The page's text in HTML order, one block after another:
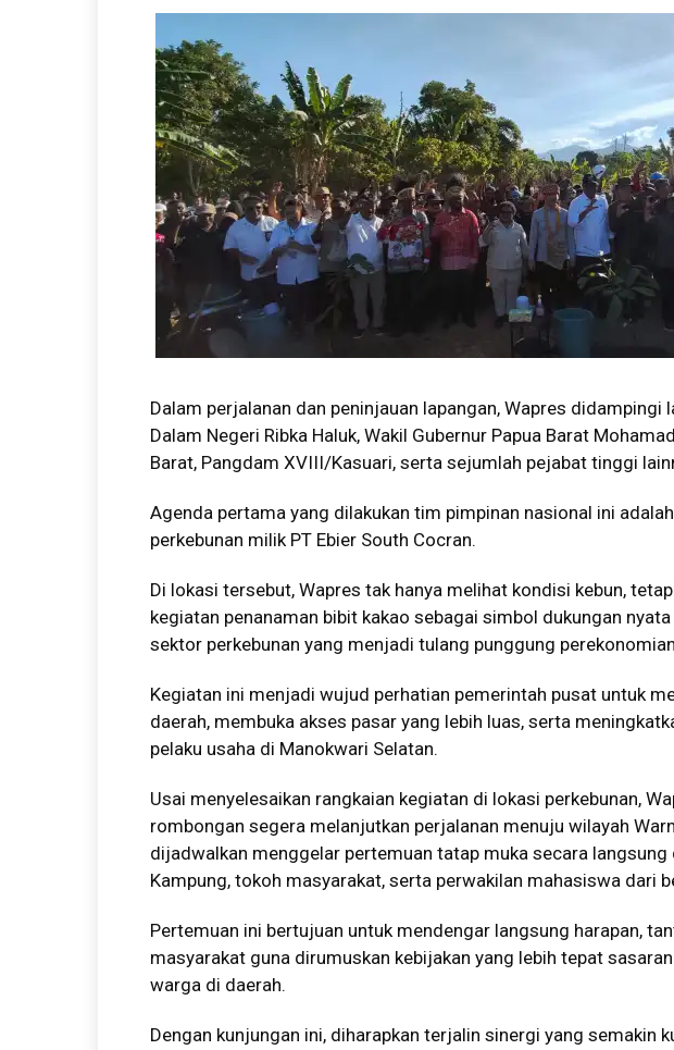
Dalam perjalanan dan peninjauan lapangan, Wapres didampingi
Dalam Negeri Ribka Haluk, Wakil Gubernur Papua Barat
Barat, Pangdam XVIII/Kasuari, serta sejumlah pejabat tinggi
Agenda pertama yang dilakukan tim pimpinan nasional ini
perkebunan milik PT Ebier South Cocran.
Di lokasi tersebut, Wapres tak hanya melihat kondisi kebun,
kegiatan penanaman bibit kakao sebagai simbol dukungan
sektor perkebunan yang menjadi tulang punggung
Kegiatan ini menjadi wujud perhatian pemerintah pusat untuk
daerah, membuka akses pasar yang lebih luas, serta
pelaku usaha di Manokwari Selatan.
Usai menyelesaikan rangkaian kegiatan di lokasi perkebunan,
rombongan segera melanjutkan perjalanan menuju wilayah
dijadwalkan menggelar pertemuan tatap muka secara langsung
Kampung, tokoh masyarakat, serta perwakilan mahasiswa dari
Pertemuan ini bertujuan untuk mendengar langsung harapan,
masyarakat guna dirumuskan kebijakan yang lebih tepat
warga di daerah.
Dengan kunjungan ini, diharapkan terjalin sinergi yang semakin